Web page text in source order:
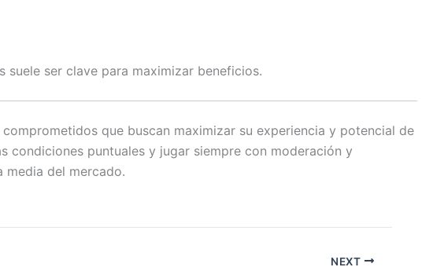
ser clave para maximizar beneficios.
que buscan maximizar su experiencia y potencial de
condiciones puntuales y jugar siempre con moderación y
media del mercado.
NEXT